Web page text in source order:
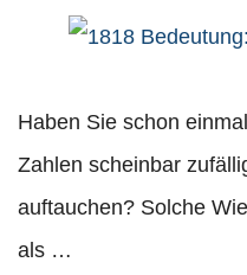
Haben Sie schon
Zahlen scheinbar
auftauchen? Solche
als …